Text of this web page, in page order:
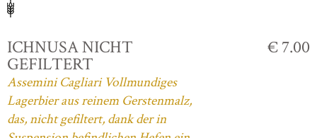
ICHNUSA NICHT
GEFILTERT
Assemini Cagliari Vollmundiges
Lagerbier aus reinem Gerstenmalz,
das, nicht gefiltert, dank der in
€ 7.00